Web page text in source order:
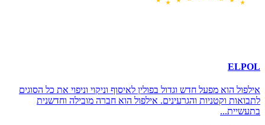
ELPOL
אילפול הוא מפעל חדש וגדול בפולין לאיסוף וניקוי וניפוי את כל הסוגים
לתבואות וקטניות והגרעינים. אילפול הוא חברה מובילה וחדשנית
בתעשיית...